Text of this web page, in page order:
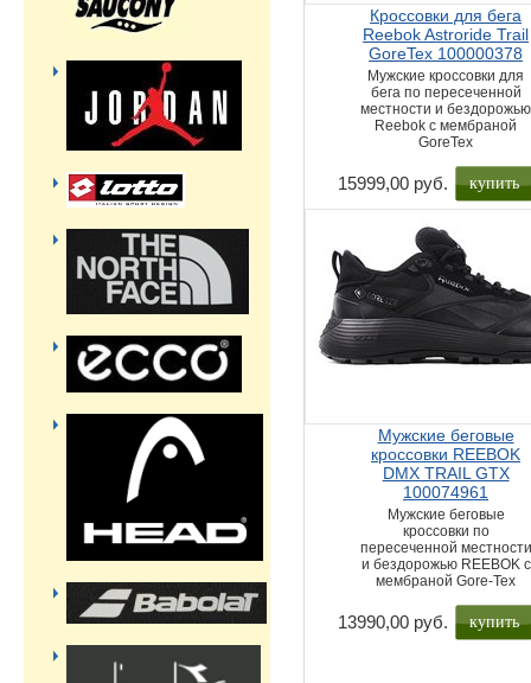
Кроссовки для бега
Reebok Astroride Trail
GoreTex 100000378
Мужские кроссовки для
бега по пересеченной
местности и бездорожью
Reebok с мембраной
GoreTex
15999,00 руб. купить
Мужские беговые
кроссовки REEBOK
DMX TRAIL GTX
100074961
Мужские беговые
кроссовки по
пересеченной местности
и бездорожью REEBOK с
мембраной Gore-Tex
13990,00 руб. купить